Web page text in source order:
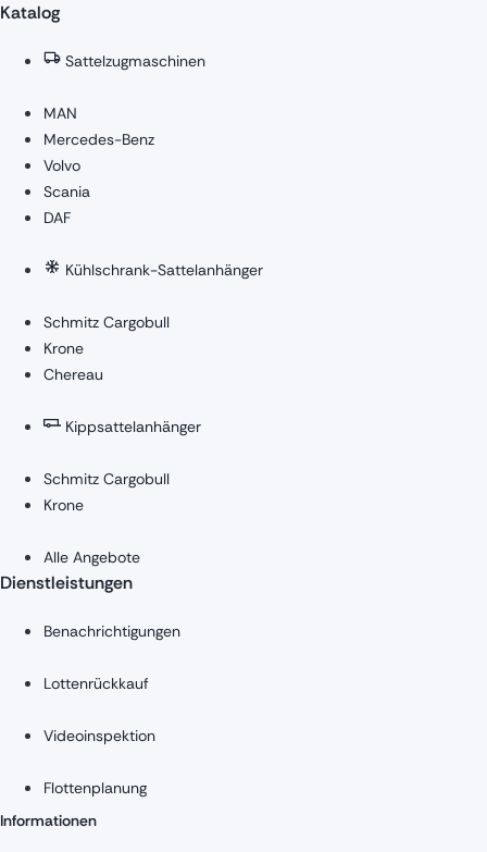
Katalog
Sattelzugmaschinen
MAN
Mercedes-Benz
Volvo
Scania
DAF
Kühlschrank-Sattelanhänger
Schmitz Cargobull
Krone
Chereau
Kippsattelanhänger
Schmitz Cargobull
Krone
Alle Angebote
Dienstleistungen
Benachrichtigungen
Lottenrückkauf
Videoinspektion
Flottenplanung
Informationen